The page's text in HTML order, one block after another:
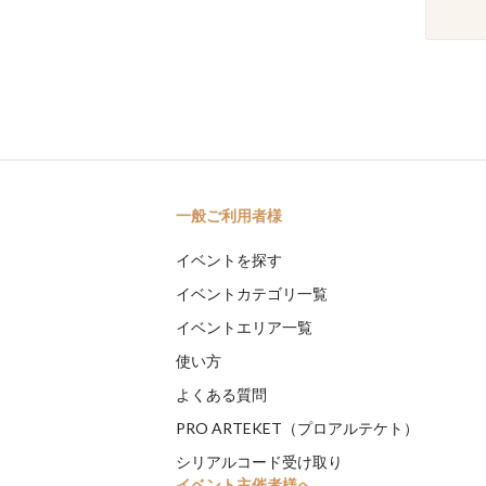
一般ご利用者様
イベントを探す
イベントカテゴリ一覧
イベントエリア一覧
使い方
よくある質問
PRO ARTEKET（プロアルテケト）
シリアルコード受け取り